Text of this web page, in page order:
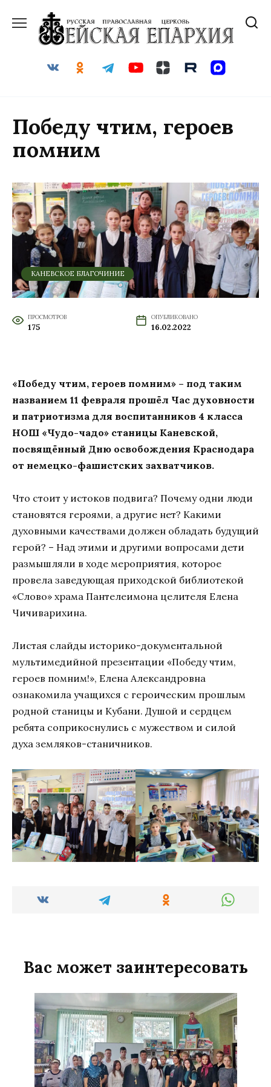
содержанию
Победу чтим, героев
помним
КАНЕВСКОЕ БЛАГОЧИНИЕ
ПРОСМОТРОВ
175
ОПУБЛИКОВАНО
16.02.2022
«Победу чтим, героев помним» – под таким
названием 11 февраля прошёл Час духовности
и патриотизма для воспитанников 4 класса
НОШ «Чудо-чадо» станицы Каневской,
посвящённый Дню освобождения Краснодара
от немецко-фашистских захватчиков.
Что стоит у истоков подвига? Почему одни люди
становятся героями, а другие нет? Какими
духовными качествами должен обладать будущий
герой? – Над этими и другими вопросами дети
размышляли в ходе мероприятия, которое
провела заведующая приходской библиотекой
«Слово» храма Пантелеимона целителя Елена
Чичиварихина.
Листая слайды историко-документальной
мультимедийной презентации «Победу чтим,
героев помним!», Елена Александровна
ознакомила учащихся с героическим прошлым
родной станицы и Кубани. Душой и сердцем
ребята соприкоснулись с мужеством и силой
духа земляков-станичников.
Вас может заинтересовать